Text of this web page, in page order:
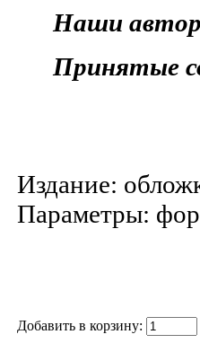
Наши
Принятые
Издание:
Параметры:
Добавить в корзину: